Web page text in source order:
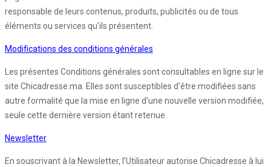
responsable de leurs contenus, produits, publicités ou de tous
éléments ou services qu'ils présentent.
Modifications des conditions générales
Les présentes Conditions générales sont consultables en ligne sur le
site Chicadresse.ma. Elles sont susceptibles d'être modifiées sans
autre formalité que la mise en ligne d'une nouvelle version modifiée,
seule cette dernière version étant retenue.
Newsletter
En souscrivant à la Newsletter, l’Utilisateur autorise Chicadresse à lui